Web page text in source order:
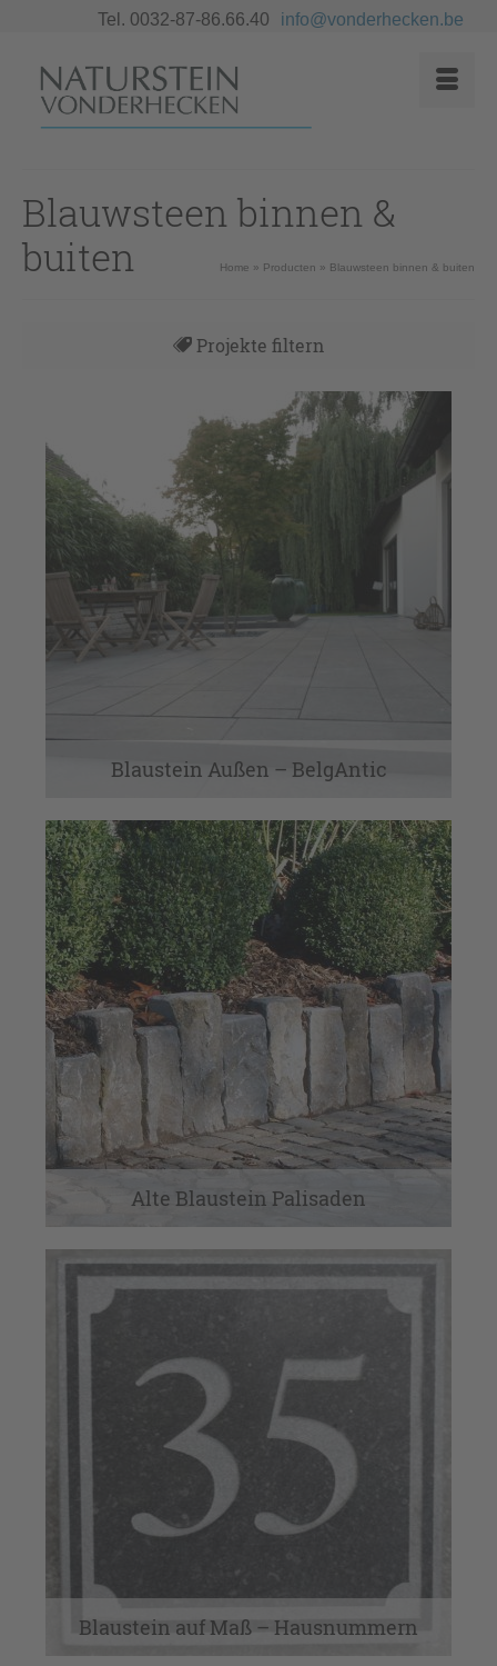
Tel. 0032-87-86.66.40 info@vonderhecken.be
Blauwsteen binnen &
buiten
Home » Producten » Blauwsteen binnen & buiten
Projekte filtern
Angebote
Antike Böden
Antike Böden & Kamine
Antikes Baumaterial
Auf Maß
Baumaterial Antik & Neu
Blaustein Innen & Außen
Dekoration & Interieur
Eichendielen
Eichendielen mit Patina
Gartendekoration
Interieur
Kamine
Kastanienzäune
Laternen
Natursteinpflaster Antik & Neu
Tonplatten
Travertin und Marmor
Travertin, Marmor und Co.
Wandfliesen
Blaustein Außen – BelgAntic
Alte Blaustein Palisaden
Blaustein auf Maß – Hausnummern